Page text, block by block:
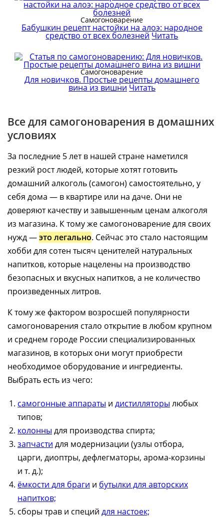
Самогоноварение
Бабушкин рецепт настойки на алоэ: народное
средство от всех болезней Читать
Самогоноварение
Для новичков. Простые рецепты домашнего
вина из вишниЧитать
Все для самогоноварения в домашних
условиях
За последние 5 лет в нашей стране наметился
резкий рост людей, которые хотят готовить
домашний алкоголь (самогон) самостоятельно, у
себя дома — в квартире или на даче. Они не
доверяют качеству и завышенным ценам алкоголя
из магазина. К тому же самогоноварение для своих
нужд —это легально. Сейчас это стало настоящим
хобби для сотен тысяч ценителей натуральных
напитков, которые нацелены на производство
безопасных и вкусных напитков, а не количество
произведенных литров.
К тому же фактором возросшей популярности
самогоноварения стало открытие в любом крупном
и среднем городе России специализированных
магазинов, в которых они могут приобрести
необходимое оборудование и ингредиенты.
Выбрать есть из чего:
самогонные аппараты и дистилляторы любых
типов;
колонны для производства спирта;
запчасти для модернизации (узлы отбора,
царги, диоптры, дефлегматоры, арома-корзины
и т. д.);
ёмкости для браги и бутылки для авторских
напитков;
сборы трав и специй для настоек;